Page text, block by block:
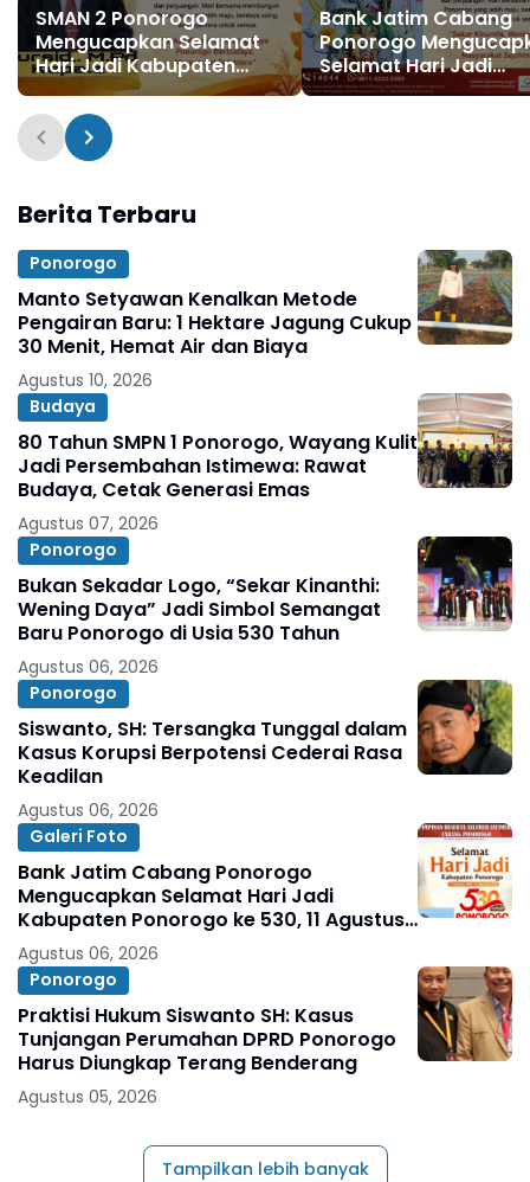
SMAN 2 Ponorogo
Mengucapkan Selamat
Hari Jadi Kabupaten
Ponorogo ke 530, 11
Agustus 1496 - 11 Agustus
2026
Bank Jatim Cabang
Ponorogo
Selamat Hari Jadi
Kabupaten
Berita Terbaru
Ponorogo
Manto Setyawan Kenalkan Metode
Pengairan Baru: 1 Hektare Jagung Cukup
30 Menit, Hemat Air dan Biaya
Agustus 10, 2026
Budaya
80 Tahun SMPN 1 Ponorogo, Wayang Kulit
Jadi Persembahan Istimewa: Rawat
Budaya, Cetak Generasi Emas
Agustus 07, 2026
Ponorogo
Bukan Sekadar Logo, “Sekar Kinanthi:
Wening Daya” Jadi Simbol Semangat
Baru Ponorogo di Usia 530 Tahun
Agustus 06, 2026
Ponorogo
Siswanto, SH: Tersangka Tunggal dalam
Kasus Korupsi Berpotensi Cederai Rasa
Keadilan
Agustus 06, 2026
Galeri Foto
Bank Jatim Cabang Ponorogo
Mengucapkan Selamat Hari Jadi
Kabupaten Ponorogo ke 530, 11 Agustus
1496 - 11 Agustus 2026
Agustus 06, 2026
Ponorogo
Praktisi Hukum Siswanto SH: Kasus
Tunjangan Perumahan DPRD Ponorogo
Harus Diungkap Terang Benderang
Agustus 05, 2026
Tampilkan lebih banyak